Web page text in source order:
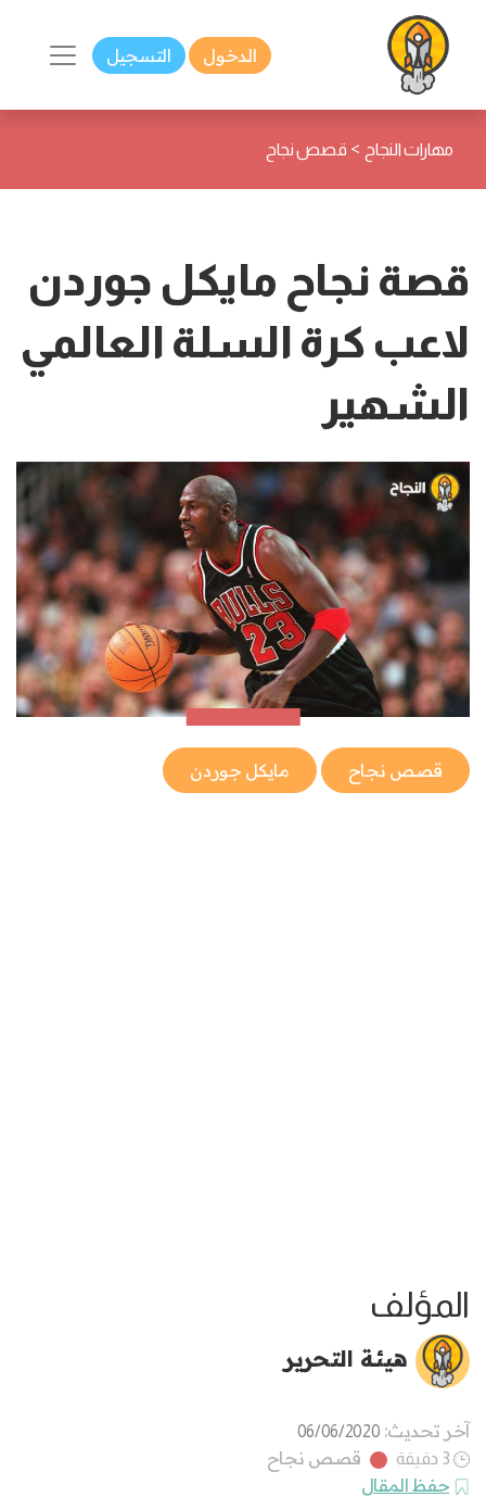
الدخول التسجيل
مهارات النجاح > قصص نجاح
قصة نجاح مايكل جوردن
لاعب كرة السلة العالمي
الشهير
قصص نجاح مايكل جوردن
المؤلف
هيئة التحرير
آخر تحديث: 06/06/2020
3 دقيقة
قصص نجاح
حفظ المقال